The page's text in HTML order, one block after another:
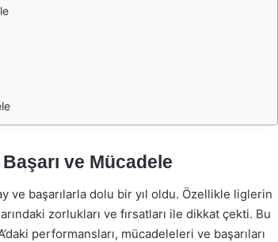
ve Mücadele
ve başarılarla dolu bir yıl oldu. Özellikle liglerin
zorlukları ve fırsatları ile dikkat çekti. Bu
performansları, mücadeleleri ve başarıları